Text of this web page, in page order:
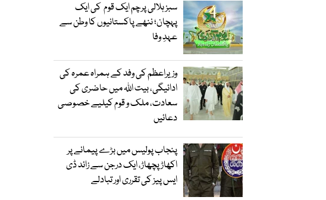
سبز ہلالی پرچم ایک قوم کی ایک
پہچان؛ ننھے پاکستانیوں کا وطن سے
عہدِ وفا
وزیراعظم کی وفد کے ہمراہ عمرہ کی
ادائیگی، بیت اللہ میں حاضری کی
سعادت، ملک و قوم کیلیے خصوصی
دعائیں
پنجاب پولیس میں بڑے پیمانے پر
اکھاڑ پچھاڑ، ایک درجن سے زائد ڈی
ایس پیز کی تقرری اور تبادلے